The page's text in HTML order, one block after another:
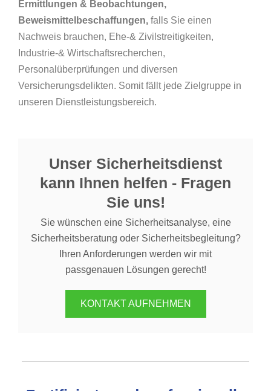
Ermittlungen & Beobachtungen,
Beweismittelbeschaffungen, falls Sie einen
Nachweis brauchen, Ehe-& Zivilstreitigkeiten,
Industrie-& Wirtschaftsrecherchen,
Personalüberprüfungen und diversen
Versicherungsdelikten. Somit fällt jede Zielgruppe in
unseren Dienstleistungsbereich.
Unser Sicherheitsdienst
kann Ihnen helfen - Fragen
Sie uns!
Sie wünschen eine Sicherheitsanalyse, eine
Sicherheitsberatung oder Sicherheitsbegleitung?
Ihren Anforderungen werden wir mit
passgenauen Lösungen gerecht!
KONTAKT AUFNEHMEN